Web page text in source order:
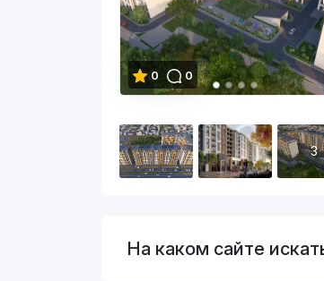
0 0
3
На каком сайте